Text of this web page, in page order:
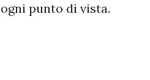
punto di vista.